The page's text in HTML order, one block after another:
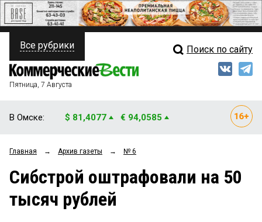
ПОЛИТИКА
ФИНАНСЫ
ОБЩЕСТВО
ЗАКОН
НОВОСТИ КОМПАНИЙ
Свежий выпуск
Рейтинги
Все рубрики Поиск по сайту
Пятница, 7 Августа
В Омске: $ 81,4077 € 94,0585
Главная → Архив газеты → № 6
Сибстрой оштрафовали на 50
тысяч рублей